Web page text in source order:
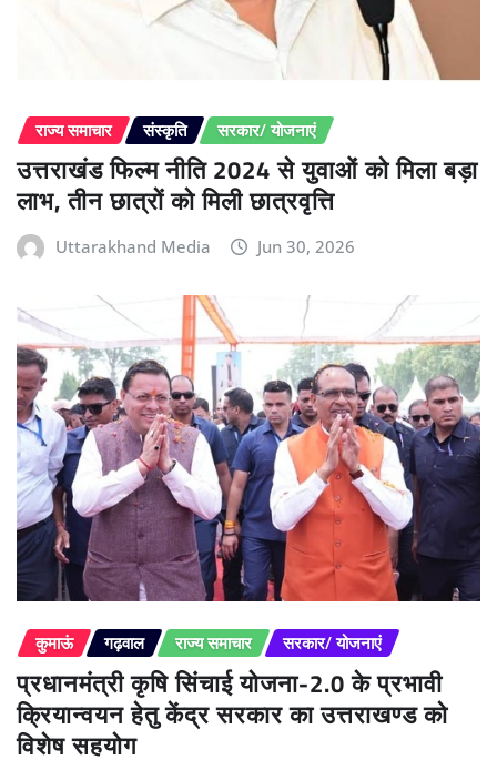
राज्य समाचार संस्कृति सरकार/ योजनाएं
उत्तराखंड फिल्म नीति 2024 से युवाओं को मिला बड़ा
लाभ, तीन छात्रों को मिली छात्रवृत्ति
Uttarakhand Media Jun 30, 2026
कुमाऊं गढ़वाल राज्य समाचार सरकार/ योजनाएं
प्रधानमंत्री कृषि सिंचाई योजना-2.0 के प्रभावी
क्रियान्वयन हेतु केंद्र सरकार का उत्तराखण्ड को
विशेष सहयोग